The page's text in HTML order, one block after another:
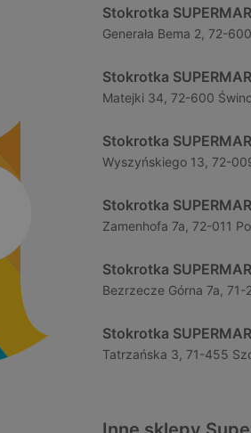
Stokrotka
Generała Bema 2, 72-
Stokrotka
Matejki 34, 72-600
Stokrotka
Wyszyńskiego 13, 72-
Stokrotka
Zamenhofa 7a, 72-011
Stokrotka
Bezrzecze Górna 7a, 71-
Stokrotka
Tatrzańska 3, 71-455